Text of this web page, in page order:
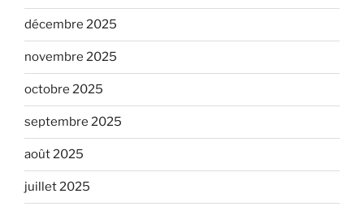
décembre 2025
novembre 2025
octobre 2025
septembre 2025
août 2025
juillet 2025